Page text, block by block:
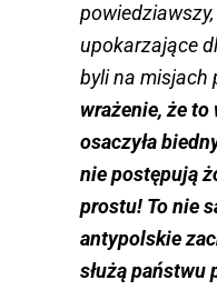
powiedziawszy,
upokarzające
byli na misjach
wrażenie, że to
osaczyła
nie postępują
prostu! To nie
antypolskie
służą państwu